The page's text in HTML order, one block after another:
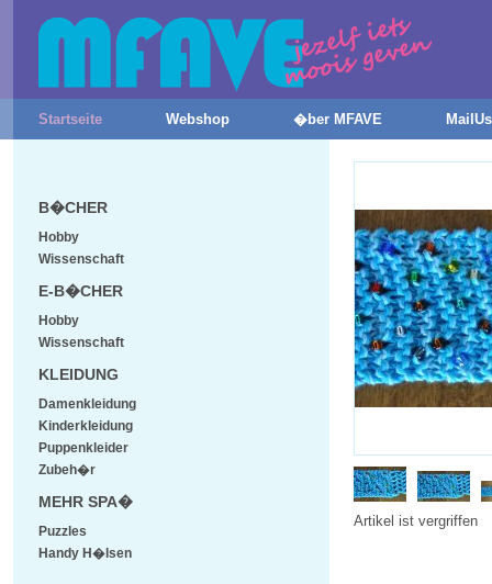
Startseite Webshop �ber MFAVE
Artikel ist vergriffen
B�CHER
Hobby
Wissenschaft
E-B�CHER
Hobby
Wissenschaft
KLEIDUNG
Damenkleidung
Kinderkleidung
Puppenkleider
Zubeh�r
MEHR SPA�
Puzzles
Handy H�lsen